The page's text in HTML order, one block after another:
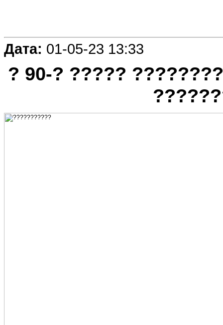
Дата: 01-05-23 13:33
? 90-? ?????